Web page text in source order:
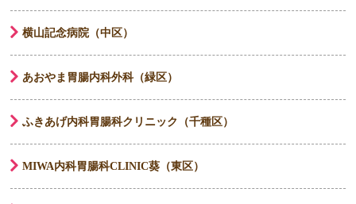
横山記念病院（中区）
あおやま胃腸内科外科（緑区）
ふきあげ内科胃腸科クリニック（千種区）
MIWA内科胃腸科CLINIC葵（東区）